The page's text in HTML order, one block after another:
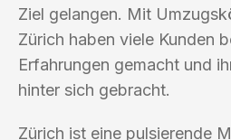
Ziel gelangen. Mit
Zürich haben viele Kunden
Erfahrungen gemacht und
hinter sich gebracht.
Zürich ist eine pulsierende